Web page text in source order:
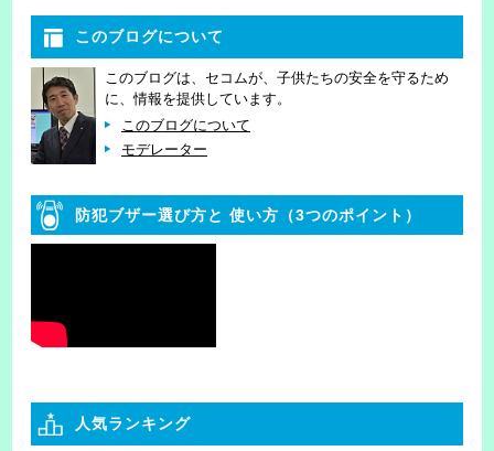
このブログについて
このブログは、セコムが、子供たちの安全を守るため
に、情報を提供しています。
このブログについて
モデレーター
防犯ブザー選び方と 使い方（3つのポイント）
人気ランキング